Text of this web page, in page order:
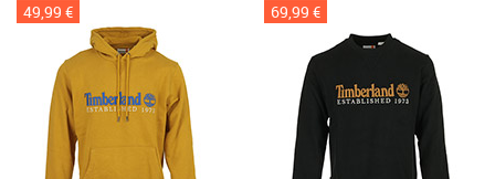
49,99 € 69,99 €